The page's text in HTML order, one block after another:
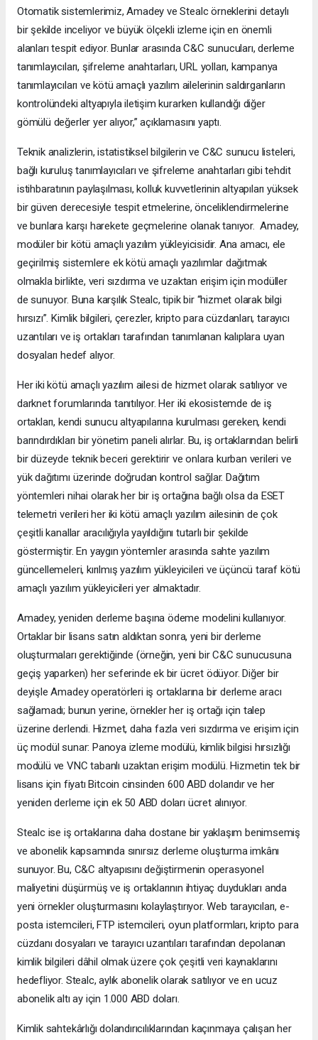
Otomatik sistemlerimiz, Amadey ve Stealc örneklerini detaylı
bir şekilde inceliyor ve büyük ölçekli izleme için en önemli
alanları tespit ediyor. Bunlar arasında C&C sunucuları, derleme
tanımlayıcıları, şifreleme anahtarları, URL yolları, kampanya
tanımlayıcıları ve kötü amaçlı yazılım ailelerinin saldırganların
kontrolündeki altyapıyla iletişim kurarken kullandığı diğer
gömülü değerler yer alıyor,” açıklamasını yaptı.
Teknik analizlerin, istatistiksel bilgilerin ve C&C sunucu listeleri,
bağlı kuruluş tanımlayıcıları ve şifreleme anahtarları gibi tehdit
istihbaratının paylaşılması, kolluk kuvvetlerinin altyapıları yüksek
bir güven derecesiyle tespit etmelerine, önceliklendirmelerine
ve bunlara karşı harekete geçmelerine olanak tanıyor. Amadey,
modüler bir kötü amaçlı yazılım yükleyicisidir. Ana amacı, ele
geçirilmiş sistemlere ek kötü amaçlı yazılımlar dağıtmak
olmakla birlikte, veri sızdırma ve uzaktan erişim için modüller
de sunuyor. Buna karşılık Stealc, tipik bir “hizmet olarak bilgi
hırsızı”. Kimlik bilgileri, çerezler, kripto para cüzdanları, tarayıcı
uzantıları ve iş ortakları tarafından tanımlanan kalıplara uyan
dosyaları hedef alıyor.
Her iki kötü amaçlı yazılım ailesi de hizmet olarak satılıyor ve
darknet forumlarında tanıtılıyor. Her iki ekosistemde de iş
ortakları, kendi sunucu altyapılarına kurulması gereken, kendi
barındırdıkları bir yönetim paneli alırlar. Bu, iş ortaklarından belirli
bir düzeyde teknik beceri gerektirir ve onlara kurban verileri ve
yük dağıtımı üzerinde doğrudan kontrol sağlar. Dağıtım
yöntemleri nihai olarak her bir iş ortağına bağlı olsa da ESET
telemetri verileri her iki kötü amaçlı yazılım ailesinin de çok
çeşitli kanallar aracılığıyla yayıldığını tutarlı bir şekilde
göstermiştir. En yaygın yöntemler arasında sahte yazılım
güncellemeleri, kırılmış yazılım yükleyicileri ve üçüncü taraf kötü
amaçlı yazılım yükleyicileri yer almaktadır.
Amadey, yeniden derleme başına ödeme modelini kullanıyor.
Ortaklar bir lisans satın aldıktan sonra, yeni bir derleme
oluşturmaları gerektiğinde (örneğin, yeni bir C&C sunucusuna
geçiş yaparken) her seferinde ek bir ücret ödüyor. Diğer bir
deyişle Amadey operatörleri iş ortaklarına bir derleme aracı
sağlamadı; bunun yerine, örnekler her iş ortağı için talep
üzerine derlendi. Hizmet, daha fazla veri sızdırma ve erişim için
üç modül sunar: Panoya izleme modülü, kimlik bilgisi hırsızlığı
modülü ve VNC tabanlı uzaktan erişim modülü. Hizmetin tek bir
lisans için fiyatı Bitcoin cinsinden 600 ABD dolarıdır ve her
yeniden derleme için ek 50 ABD doları ücret alınıyor.
Stealc ise iş ortaklarına daha dostane bir yaklaşım benimsemiş
ve abonelik kapsamında sınırsız derleme oluşturma imkânı
sunuyor. Bu, C&C altyapısını değiştirmenin operasyonel
maliyetini düşürmüş ve iş ortaklarının ihtiyaç duydukları anda
yeni örnekler oluşturmasını kolaylaştırıyor. Web tarayıcıları, e-
posta istemcileri, FTP istemcileri, oyun platformları, kripto para
cüzdanı dosyaları ve tarayıcı uzantıları tarafından depolanan
kimlik bilgileri dâhil olmak üzere çok çeşitli veri kaynaklarını
hedefliyor. Stealc, aylık abonelik olarak satılıyor ve en ucuz
abonelik altı ay için 1.000 ABD doları.
Kimlik sahtekârlığı dolandırıcılıklarından kaçınmaya çalışan her